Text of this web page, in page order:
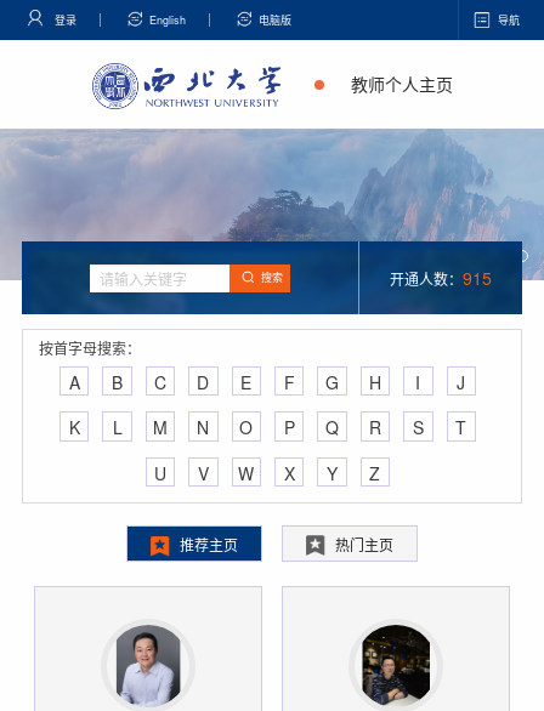
登录 English 电脑版 导航
教师个人主页
搜索 开通人数： 915
按首字母搜索：
A B C D E F G H I
J
K
L M N O P Q R S
T
U
V W X Y Z
推荐主页 热门主页